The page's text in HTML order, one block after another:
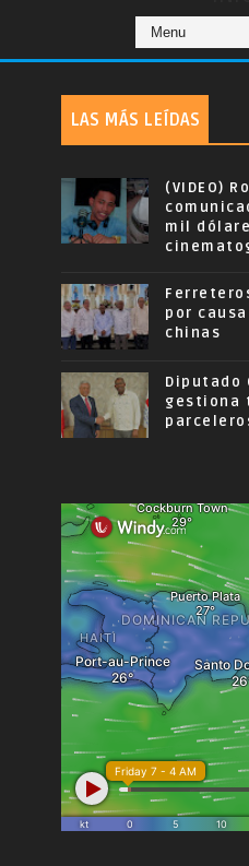
LAS MÁS LEÍDAS
(VIDEO)
mil
por
chinas
Diputado
gestiona